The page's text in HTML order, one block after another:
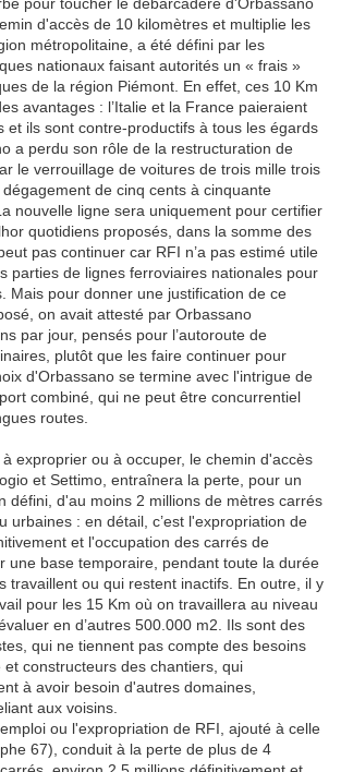
d'accès de 10 kilomètres et multiplie les
métropolitaine, a été défini par les
nationaux faisant autorités un « frais »
de la région Piémont. En effet, ces 10 Km
avantages : l’Italie et la France paieraient
et ils sont contre-productifs à tous les égards
a perdu son rôle de la restructuration de
le verrouillage de voitures de trois mille trois
de cinq cents à cinquante
nouvelle ligne sera uniquement pour certifier
quotidiens proposés, dans la somme des
pas continuer car RFI n’a pas estimé utile
parties de lignes ferroviaires nationales pour
Mais pour donner une justification de ce
on avait attesté par Orbassano
par jour, pensés pour l’autoroute de
plutôt que les faire continuer pour
d'Orbassano se termine avec l'intrigue de
combiné, qui ne peut être concurrentiel
routes.
exproprier ou à occuper, le chemin d'accès
et Settimo, entraînera la perte, pour un
défini, d'au moins 2 millions de mètres carrés
urbaines : en détail, c’est l'expropriation de
et l'occupation des carrés de
une base temporaire, pendant toute la durée
travaillent ou qui restent inactifs. En outre, il y
pour les 15 Km où on travaillera au niveau
en d’autres 500.000 m2. Ils sont des
qui ne tiennent pas compte des besoins
constructeurs des chantiers, qui
à avoir besoin d'autres domaines,
aux voisins.
ou l'expropriation de RFI, ajouté à celle
67), conduit à la perte de plus de 4